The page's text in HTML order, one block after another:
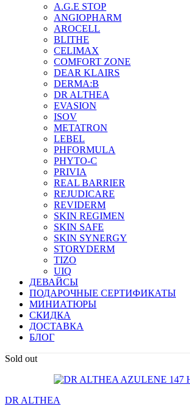
A.G.E STOP
ANGIOPHARM
AROCELL
BLITHE
CELIMAX
COMFORT ZONE
DEAR KLAIRS
DERMA:B
DR ALTHEA
EVASION
ISOV
METATRON
LEBEL
PHFORMULA
PHYTO-C
PRIVIA
REAL BARRIER
REJUDICARE
REVIDERM
SKIN REGIMEN
SKIN SAFE
SKIN SYNERGY
STORYDERM
TIZO
UIQ
ДЕВАЙСЫ
ПОДАРОЧНЫЕ СЕРТИФИКАТЫ
МИНИАТЮРЫ
СКИДКА
ДОСТАВКА
БЛОГ
Sold out
DR ALTHEA